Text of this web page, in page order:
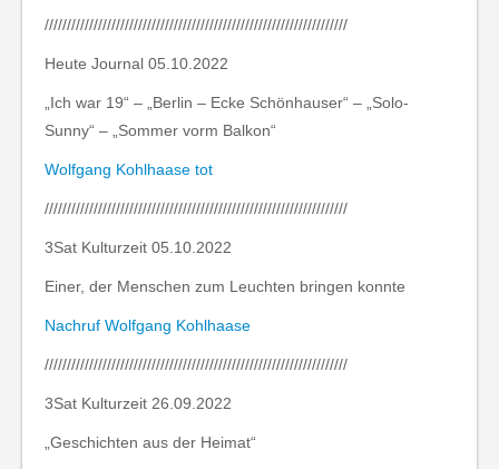
////////////////////////////////////////////////////////////////////
Heute Journal 05.10.2022
„Ich war 19“ – „Berlin – Ecke Schönhauser“ – „Solo-
Sunny“ – „Sommer vorm Balkon“
Wolfgang Kohlhaase tot
////////////////////////////////////////////////////////////////////
3Sat Kulturzeit 05.10.2022
Einer, der Menschen zum Leuchten bringen konnte
Nachruf Wolfgang Kohlhaase
////////////////////////////////////////////////////////////////////
3Sat Kulturzeit 26.09.2022
„Geschichten aus der Heimat“